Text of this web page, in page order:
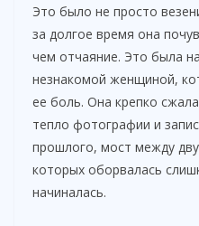
Это было не просто
за долгое время она
чем отчаяние. Это была
незнакомой женщиной,
ее боль. Она крепко
тепло фотографии и
прошлого, мост между
которых оборвалась
начиналась.